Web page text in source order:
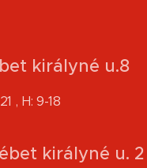
királyné u.8
, H: 9-18
királyné u. 2